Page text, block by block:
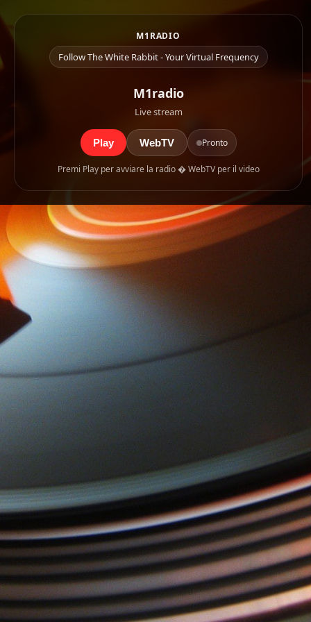
M1RADIO
Follow The White Rabbit - Your Virtual Frequency
M1radio
Live stream
Play WebTV Pronto
Premi Play per avviare la radio � WebTV per il video